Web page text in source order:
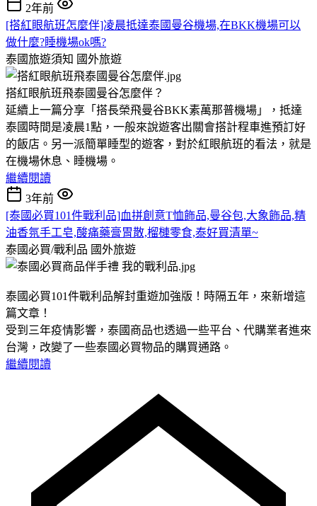
2年前
[搭紅眼航班怎麼伴]凌晨抵達泰國曼谷機場,在BKK機場可以
做什麼?睡機場ok嗎?
泰國旅遊須知 國外旅遊
搭紅眼航班飛泰國曼谷怎麼伴？
延續上一篇分享「搭長榮飛曼谷BKK素萬那普機場」，抵達
泰國時間是凌晨1點，一般來說遊客出關會搭計程車進預訂好
的飯店。另一派簡單睡型的遊客，對於紅眼航班的看法，就是
在機場休息、睡機場。
繼續閱讀
3年前
[泰國必買101件戰利品]血拼創意T恤飾品,曼谷包,大象飾品,精
油香氛手工皂,酸痛藥膏胃散,榴槤零食,泰好買清單~
泰國必買/戰利品 國外旅遊
泰國必買101件戰利品解封重遊加強版！時隔五年，來新增這
篇文章！
受到三年疫情影響，泰國商品也透過一些平台、代購業者進來
台灣，改變了一些泰國必買物品的購買通路。
繼續閱讀